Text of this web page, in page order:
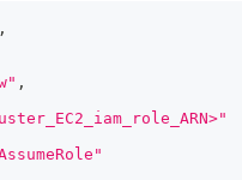
,
,